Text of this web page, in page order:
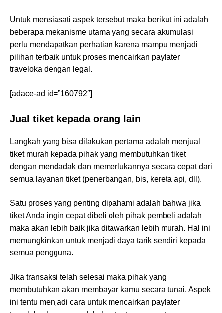
Untuk mensiasati aspek tersebut maka berikut ini adalah
beberapa mekanisme utama yang secara akumulasi
perlu mendapatkan perhatian karena mampu menjadi
pilihan terbaik untuk proses mencairkan paylater
traveloka dengan legal.
[adace-ad id=”160792″]
Jual tiket kepada orang lain
Langkah yang bisa dilakukan pertama adalah menjual
tiket murah kepada pihak yang membutuhkan tiket
dengan mendadak dan memerlukannya secara cepat dari
semua layanan tiket (penerbangan, bis, kereta api, dll).
Satu proses yang penting dipahami adalah bahwa jika
tiket Anda ingin cepat dibeli oleh pihak pembeli adalah
maka akan lebih baik jika ditawarkan lebih murah. Hal ini
memungkinkan untuk menjadi daya tarik sendiri kepada
semua pengguna.
Jika transaksi telah selesai maka pihak yang
membutuhkan akan membayar kamu secara tunai. Aspek
ini tentu menjadi cara untuk mencairkan paylater